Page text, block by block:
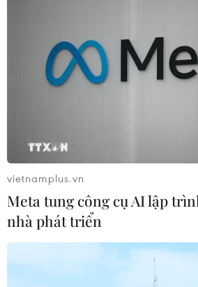
LHQ không hạn chế tiếp
kiểm soát biên giới liên
vietnamplus.vn
Meta tung công cụ AI lập
nhà phát triển